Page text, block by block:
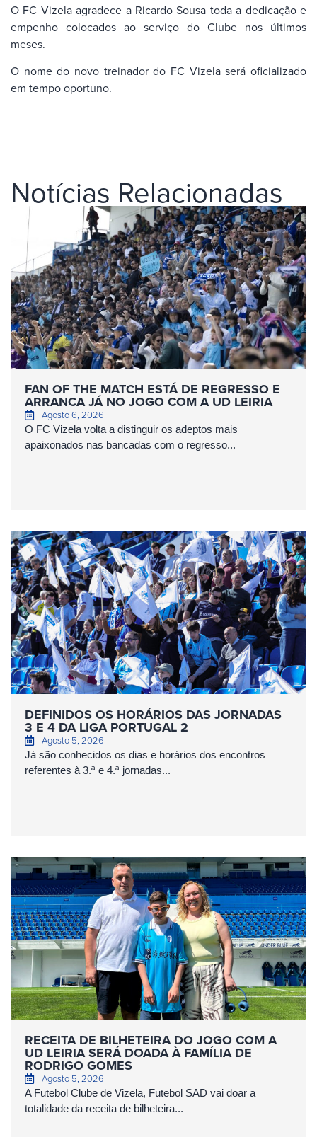
O FC Vizela agradece a Ricardo Sousa toda a dedicação e
empenho colocados ao serviço do Clube nos últimos
meses.
O nome do novo treinador do FC Vizela será oficializado
em tempo oportuno.
Notícias Relacionadas
FAN OF THE MATCH ESTÁ DE REGRESSO E
ARRANCA JÁ NO JOGO COM A UD LEIRIA
Agosto 6, 2026
O FC Vizela volta a distinguir os adeptos mais
apaixonados nas bancadas com o regresso...
DEFINIDOS OS HORÁRIOS DAS JORNADAS
3 E 4 DA LIGA PORTUGAL 2
Agosto 5, 2026
Já são conhecidos os dias e horários dos encontros
referentes à 3.ª e 4.ª jornadas...
RECEITA DE BILHETEIRA DO JOGO COM A
UD LEIRIA SERÁ DOADA À FAMÍLIA DE
RODRIGO GOMES
Agosto 5, 2026
A Futebol Clube de Vizela, Futebol SAD vai doar a
totalidade da receita de bilheteira...